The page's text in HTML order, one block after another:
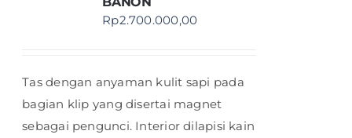
Rp2.700.000,00
Tas dengan anyaman kulit sapi pada
bagian klip yang disertai magnet
sebagai pengunci. Interior dilapisi kain